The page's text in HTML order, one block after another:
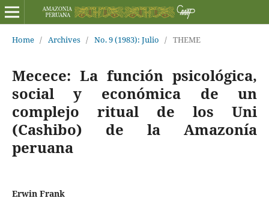
Home / Archives / No. 9 (1983): Julio / THEME
Mecece: La función psicológica,
social y económica de un
complejo ritual de los Uni
(Cashibo) de la Amazonía
peruana
Erwin Frank